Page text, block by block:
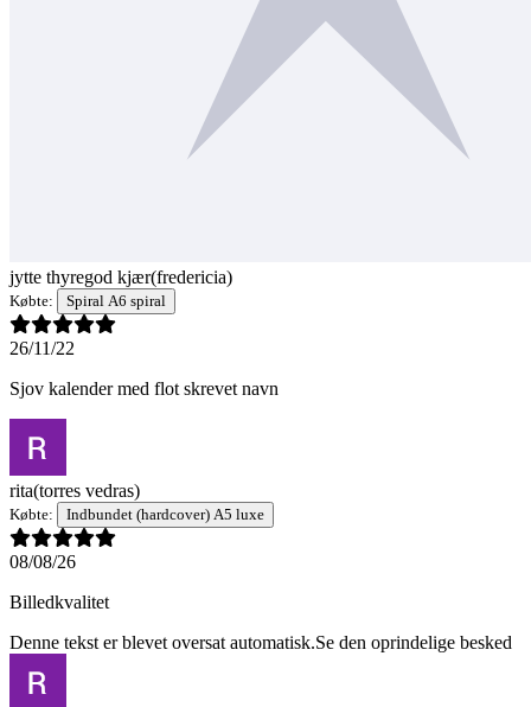
jytte thyregod kjær(fredericia)
Købte: Spiral A6 spiral
26/11/22
Sjov kalender med flot skrevet navn
rita(torres vedras)
Købte: Indbundet (hardcover) A5 luxe
08/08/26
Billedkvalitet
Denne tekst er blevet oversat automatisk.Se den oprindelige besked